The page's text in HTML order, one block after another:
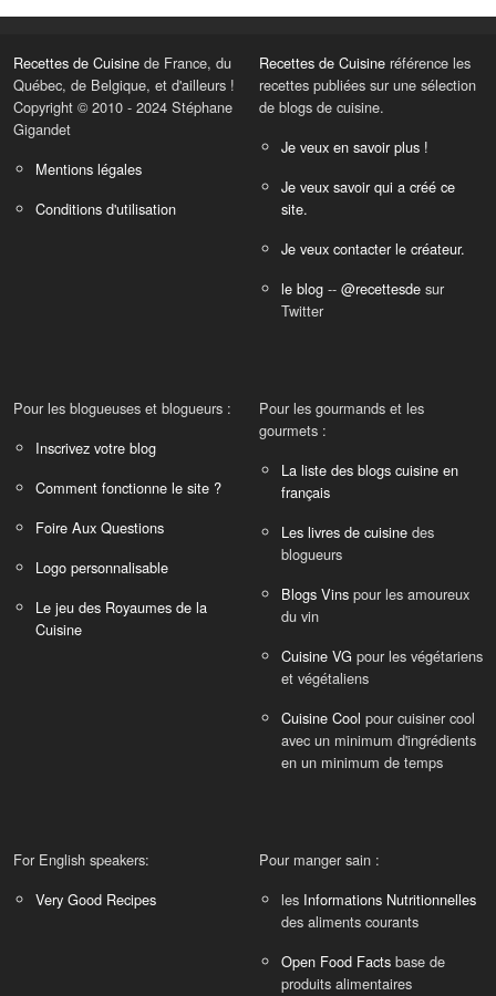
Recettes de Cuisine de France, du
Québec, de Belgique, et d'ailleurs !
Copyright © 2010 - 2024 Stéphane
Gigandet
Mentions légales
Conditions d'utilisation
Recettes de Cuisine référence les
recettes publiées sur une sélection
de blogs de cuisine.
Je veux en savoir plus !
Je veux savoir qui a créé ce
site.
Je veux contacter le créateur.
le blog -- @recettesde sur
Twitter
Pour les blogueuses et blogueurs :
Inscrivez votre blog
Comment fonctionne le site ?
Foire Aux Questions
Logo personnalisable
Le jeu des Royaumes de la
Cuisine
Pour les gourmands et les
gourmets :
La liste des blogs cuisine en
français
Les livres de cuisine des
blogueurs
Blogs Vins pour les amoureux
du vin
Cuisine VG pour les végétariens
et végétaliens
Cuisine Cool pour cuisiner cool
avec un minimum d'ingrédients
en un minimum de temps
For English speakers:
Very Good Recipes
Pour manger sain :
les Informations Nutritionnelles
des aliments courants
Open Food Facts base de
produits alimentaires